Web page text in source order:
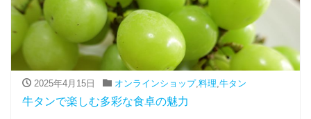
2025年4月15日 オンラインショップ, 料理 牛タン
牛タンで楽しむ多彩な食卓の魅力